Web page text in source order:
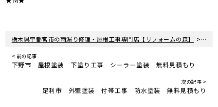
栃木県宇都宮市の雨漏り修理・屋根工事専門店【リフォームの森】 > 新着
< 前の記事
下野市 屋根塗装 下塗り工事 シーラー塗装 無料見積もり
次の記事 >
足利市 外壁塗装 付帯工事 防水塗装 無料見積もり